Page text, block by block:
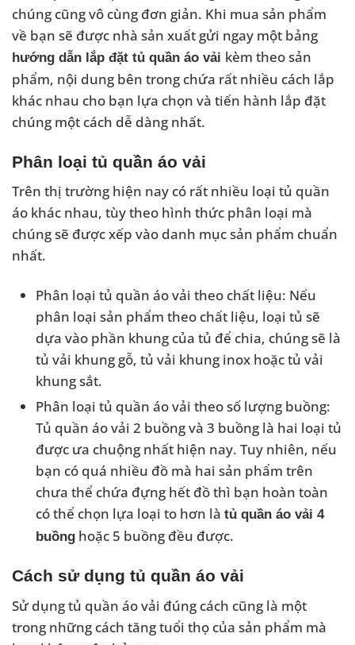
chúng cũng vô cùng đơn giản. Khi mua sản phẩm
về bạn sẽ được nhà sản xuất gửi ngay một bảng
hướng dẫn lắp đặt tủ quần áo vải kèm theo sản
phẩm, nội dung bên trong chứa rất nhiều cách lắp
khác nhau cho bạn lựa chọn và tiến hành lắp đặt
chúng một cách dễ dàng nhất.
Phân loại tủ quần áo vải
Trên thị trường hiện nay có rất nhiều loại tủ quần
áo khác nhau, tùy theo hình thức phân loại mà
chúng sẽ được xếp vào danh mục sản phẩm chuẩn
nhất.
Phân loại tủ quần áo vải theo chất liệu: Nếu
phân loại sản phẩm theo chất liệu, loại tủ sẽ
dựa vào phần khung của tủ để chia, chúng sẽ là
tủ vải khung gỗ, tủ vải khung inox hoặc tủ vải
khung sắt.
Phân loại tủ quần áo vải theo số lượng buồng:
Tủ quần áo vải 2 buồng và 3 buồng là hai loại tủ
được ưa chuộng nhất hiện nay. Tuy nhiên, nếu
bạn có quá nhiều đồ mà hai sản phẩm trên
chưa thể chứa đựng hết đồ thì bạn hoàn toàn
có thể chọn lựa loại to hơn là tủ quần áo vải 4
buồng hoặc 5 buồng đều được.
Cách sử dụng tủ quần áo vải
Sử dụng tủ quần áo vải đúng cách cũng là một
trong những cách tăng tuổi thọ của sản phẩm mà